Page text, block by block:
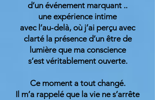
d’un événement marquant ..
une expérience intime
avec l’au-delà, où j’ai perçu avec
clarté la présence d’un être de
lumière que ma conscience
s’est véritablement ouverte.
Ce moment a tout changé.
Il m’a rappelé que la vie ne s’arrête